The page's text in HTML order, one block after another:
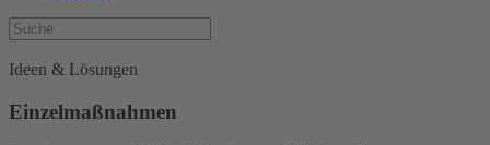
Ideen & Lösungen
Einzelmaßnahmen